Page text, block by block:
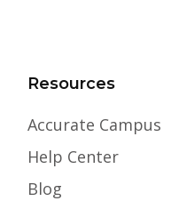
Resources
Accurate Campus
Help Center
Blog